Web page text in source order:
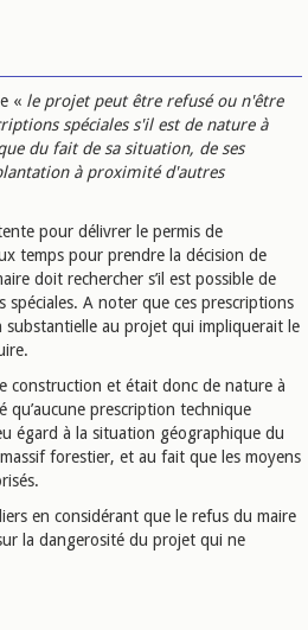
« le projet peut être refusé ou n'être
spéciales s'il est de nature à
du fait de sa situation, de ses
à proximité d'autres
pour délivrer le permis de
temps pour prendre la décision de
doit rechercher s’il est possible de
A noter que ces prescriptions
au projet qui impliquerait le
construction et était donc de nature à
qu’aucune prescription technique
égard à la situation géographique du
forestier, et au fait que les moyens
en considérant que le refus du maire
la dangerosité du projet qui ne